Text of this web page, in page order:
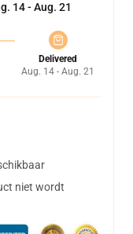
14 - Aug. 21
Delivered
Aug. 14 - Aug. 21
niet wordt